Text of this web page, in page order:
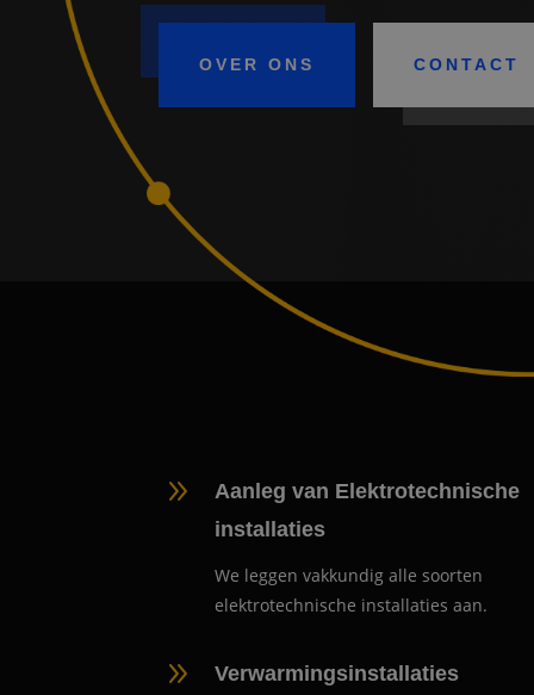
OVER ONS CONTACT
9
Aanleg van Elektrotechnische
installaties
We leggen vakkundig alle soorten
elektrotechnische installaties aan.
9 Verwarmingsinstallaties